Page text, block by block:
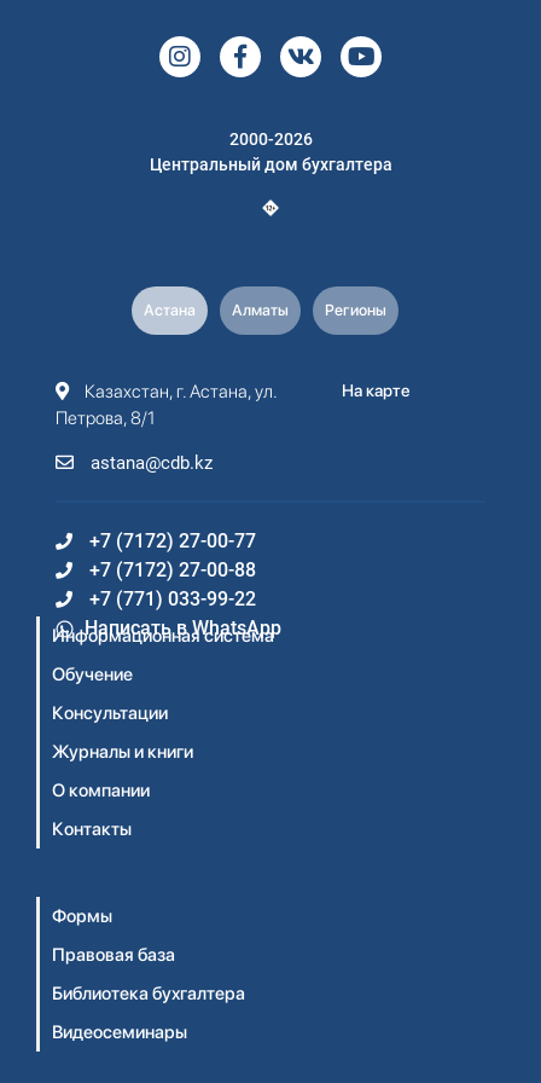
2000-2026
Центральный дом бухгалтера
Астана Алматы Регионы
Казахстан, г. Астана, ул.
Петрова, 8/1
astana@cdb.kz
На карте
+7 (7172) 27-00-77
+7 (7172) 27-00-88
+7 (771) 033-99-22
Написать в WhatsApp
Информационная система
Обучение
Консультации
Журналы и книги
О компании
Контакты
Формы
Правовая база
Библиотека бухгалтера
Видеосеминары